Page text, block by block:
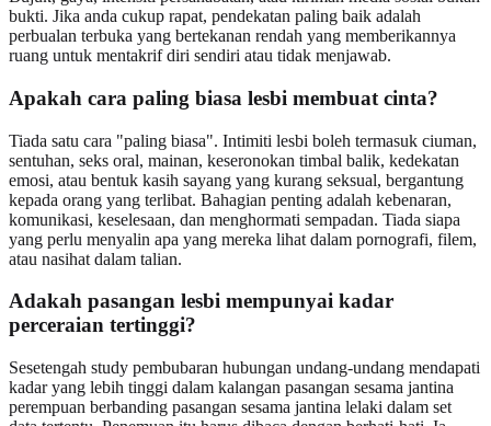
bukti. Jika anda cukup rapat, pendekatan paling baik adalah
perbualan terbuka yang bertekanan rendah yang memberikannya
ruang untuk mentakrif diri sendiri atau tidak menjawab.
Apakah cara paling biasa lesbi membuat cinta?
Tiada satu cara "paling biasa". Intimiti lesbi boleh termasuk ciuman,
sentuhan, seks oral, mainan, keseronokan timbal balik, kedekatan
emosi, atau bentuk kasih sayang yang kurang seksual, bergantung
kepada orang yang terlibat. Bahagian penting adalah kebenaran,
komunikasi, keselesaan, dan menghormati sempadan. Tiada siapa
yang perlu menyalin apa yang mereka lihat dalam pornografi, filem,
atau nasihat dalam talian.
Adakah pasangan lesbi mempunyai kadar
perceraian tertinggi?
Sesetengah study pembubaran hubungan undang-undang mendapati
kadar yang lebih tinggi dalam kalangan pasangan sesama jantina
perempuan berbanding pasangan sesama jantina lelaki dalam set